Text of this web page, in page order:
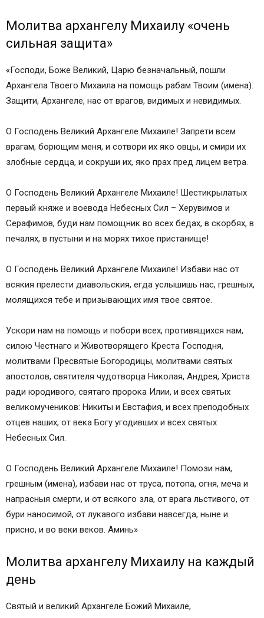
Молитва архангелу Михаилу «очень
сильная защита»
«Господи, Боже Великий, Царю безначальный, пошли
Архангела Твоего Михаила на помощь рабам Твоим (имена).
Защити, Архангеле, нас от врагов, видимых и невидимых.
О Господень Великий Архангеле Михаиле! Запрети всем
врагам, борющим меня, и сотвори их яко овцы, и смири их
злобные сердца, и сокруши их, яко прах пред лицем ветра.
О Господень Великий Архангеле Михаиле! Шестикрылатых
первый княже и воевода Небесных Сил – Херувимов и
Серафимов, буди нам помощник во всех бедах, в скорбях, в
печалях, в пустыни и на морях тихое пристанище!
О Господень Великий Архангеле Михаиле! Избави нас от
всякия прелести диавольския, егда услышишь нас, грешных,
молящихся тебе и призывающих имя твое святое.
Ускори нам на помощь и побори всех, противящихся нам,
силою Честнаго и Животворящего Креста Господня,
молитвами Пресвятые Богородицы, молитвами святых
апостолов, святителя чудотворца Николая, Андрея, Христа
ради юродивого, святаго пророка Илии, и всех святых
великомучеников: Никиты и Евстафия, и всех преподобных
отцев наших, от века Богу угодивших и всех святых
Небесных Сил.
О Господень Великий Архангеле Михаиле! Помози нам,
грешным (имена), избави нас от труса, потопа, огня, меча и
напрасныя смерти, и от всякого зла, от врага льстивого, от
бури наносимой, от лукавого избави навсегда, ныне и
присно, и во веки веков. Аминь»
Молитва архангелу Михаилу на каждый
день
Святый и великий Архангеле Божий Михаиле,